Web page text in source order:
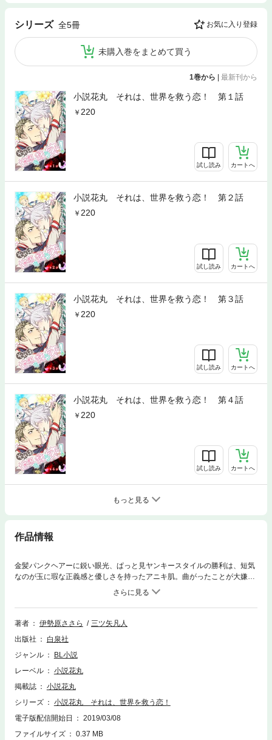
シリーズ 全5冊 お気に入り登録
未購入巻をまとめて買う
1巻から 最新刊から
小説花丸 それは、世界を救う恋！ 第１話
220
試し読み カートへ
小説花丸 それは、世界を救う恋！ 第２話
220
試し読み カートへ
小説花丸 それは、世界を救う恋！ 第３話
220
試し読み カートへ
小説花丸 それは、世界を救う恋！ 第４話
220
試し読み カートへ
もっと見る
作品情報
金髪パンクヘアーに鋭い眼光、ぱっと見ヤンキースタイルの勝利は、短気
なのが玉に瑕な正義感と優しさを持ったアニキ肌。曲がったことが大嫌い
な性格が災いし、バイト先で騒ぎを起こしクビになって落ち込んでいたあ
る日、勝利は田舎の祖母の家を売却すると連絡を受け、自分の育った家に
飛んで戻る。そこで祖母が買ってくれたゲーム機をみつけ懐かしくなり、
スイッチを入れてると、ゲーム機が眩い光を放ち、目の前に猫耳しっぽつ
ァンタジー！(「それは、世界を救う恋！ 第１話」はウェブ・マガジン小
説花丸 Vol.57に収録されています。重複購入にご注意ください)
著者 伊勢原ささら
三ツ矢凡人
出版社
白泉社
ジャンル
BL小説
レーベル
小説花丸
掲載誌
小説花丸
シリーズ
小説花丸 それは、世界を救う恋！
電子版配信開始日
2019/03/08
ファイルサイズ
0.37 MB